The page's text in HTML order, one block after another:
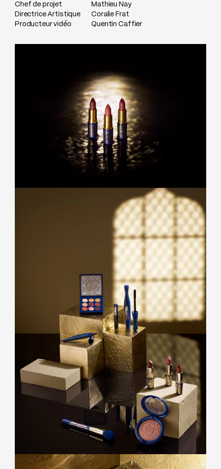
Chef de projet
Mathieu Nay
Directrice Artistique
Coralie Frat
Producteur vidéo
Quentin Caffier